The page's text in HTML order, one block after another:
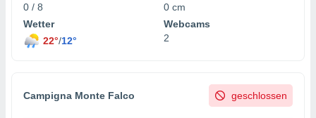
0 / 8
0 cm
Wetter
22°/12°
Webcams
2
Campigna Monte Falco geschlossen